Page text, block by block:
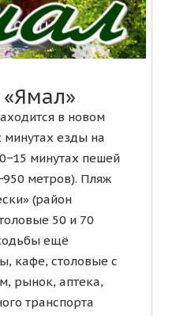
в новом
езды на
минутах пешей
метров). Пляж
(район
50 и 70
ещё
кафе, столовые с
рынок, аптека,
транспорта